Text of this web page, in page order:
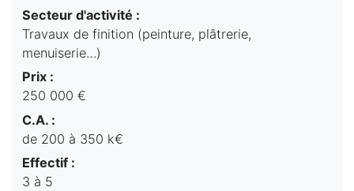
Secteur d'activité :
Travaux de finition (peinture, plâtrerie,
menuiserie…)
Prix :
250 000 €
C.A. :
de 200 à 350 k€
Effectif :
3 à 5